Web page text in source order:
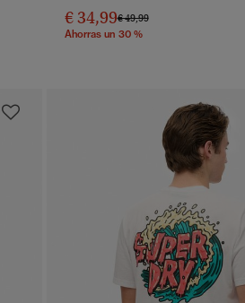
€ 34,99Precio rebajado de
€ 49,99a
Ahorras un 30 %